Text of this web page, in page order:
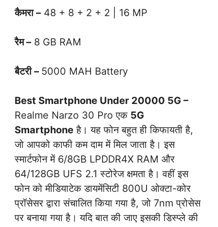
कैमरा – 48 + 8 + 2 + 2 | 16 MP
रैम – 8 GB RAM
बैटरी – 5000 MAH Battery
Best Smartphone Under 20000 5G –
Realme Narzo 30 Pro एक 5G
Smartphone है। यह फोन बहुत ही किफायती है,
जो आपको काफी कम दाम में मिल जाता है। इस
स्मार्टफोन में 6/8GB LPDDR4X RAM और
64/128GB UFS 2.1 स्टोरेज क्षमता है। वहीं इस
फोन को मीडियाटेक डायमेंसिटी 800U ओक्टा-कोर
प्रॉसेसर द्वारा संचालित किया गया है, जो 7nm प्रोसेस
पर बनाया गया है। यदि बात की जाए इसकी डिस्प्ले की